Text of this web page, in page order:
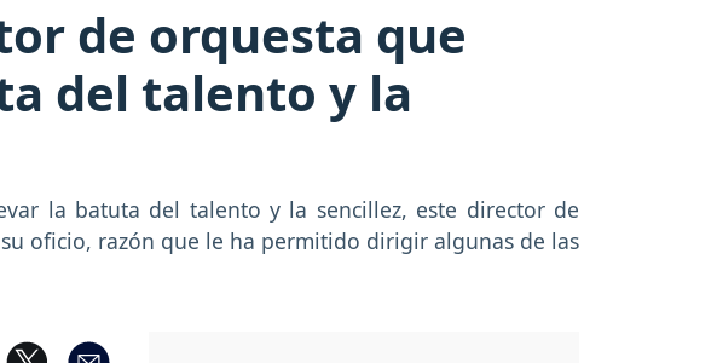
de orquesta que
del talento y la
la batuta del talento y la sencillez, este director de
oficio, razón que le ha permitido dirigir algunas de las